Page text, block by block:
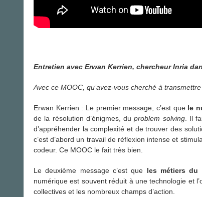
Entretien avec Erwan Kerrien, chercheurInria
Avec ce MOOC, qu’avez-vous cherché à
Erwan Kerrien : Le premier message, c’est que le
de la résolution d’énigmes, duproblem solving. Il
d’appréhender la complexité et de trouver des
c’est d’abord un travail de réflexion intense et
codeur. Ce MOOC le fait très bien.
Le deuxième message c’est que les métiers du
numérique est souvent réduit à une technologie et
collectives et les nombreux champs d’action.